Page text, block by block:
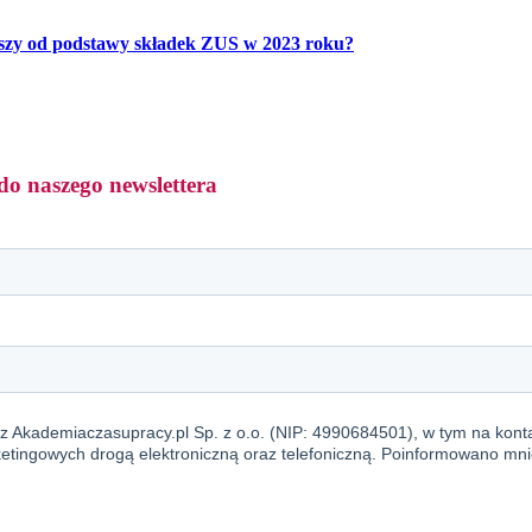
od podstawy składek ZUS w 2023 roku?
naszego newslettera